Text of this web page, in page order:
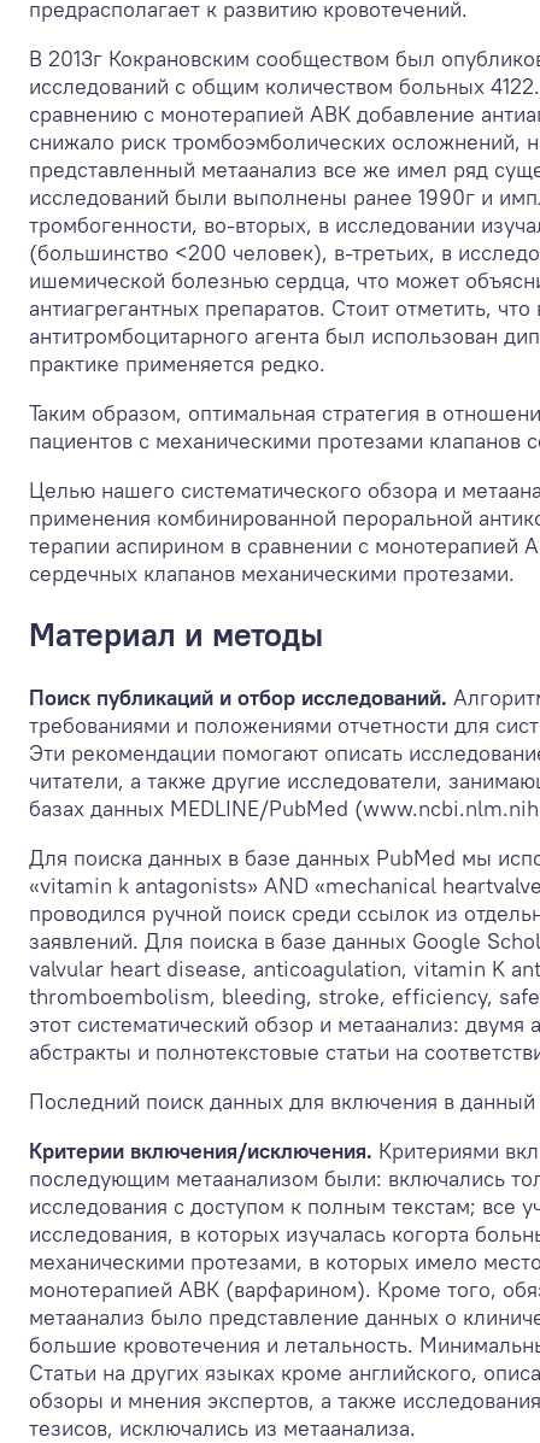
предрасполагает к развитию кровотечений.
В 2013г Кокрановским сообществом был
исследований с общим количеством больных
сравнению с монотерапией АВК добавление
снижало риск тромбоэмболических осложнений,
представленный метаанализ все же имел ряд
исследований были выполнены ранее 1990г и
тромбогенности, во-вторых, в исследовании
(большинство <200 человек), в-третьих, в
ишемической болезнью сердца, что может
антиагрегантных препаратов. Стоит отметить,
антитромбоцитарного агента был использован
практике применяется редко.
Таким образом, оптимальная стратегия в
пациентов с механическими протезами клапанов
Целью нашего систематического обзора и
применения комбинированной пероральной
терапии аспирином в сравнении с монотерапией
сердечных клапанов механическими протезами.
Материал и методы
Поиск публикаций и отбор исследований.
требованиями и положениями отчетности для
Эти рекомендации помогают описать
читатели, а также другие исследователи,
базах данных MEDLINE/PubMed
Для поиска данных в базе данных PubMed мы
«vitamin k antagonists» AND «mechanical
проводился ручной поиск среди ссылок из
заявлений. Для поиска в базе данных Google
valvular heart disease, anticoagulation, vitamin K
thromboembolism, bleeding, stroke, efficiency,
этот систематический обзор и метаанализ:
абстракты и полнотекстовые статьи на
Последний поиск данных для включения в
Критерии включения/исключения. Критериями
последующим метаанализом были: включались
исследования с доступом к полным текстам; все
исследования, в которых изучалась когорта
механическими протезами, в которых имело
монотерапией АВК (варфарином). Кроме того,
метаанализ было представление данных о
большие кровотечения и летальность.
Статьи на других языках кроме английского,
обзоры и мнения экспертов, а также
тезисов, исключались из метаанализа.